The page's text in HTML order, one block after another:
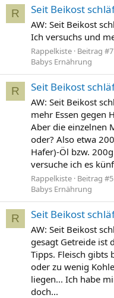
R Seit Beikost
AW: Seit Beikost
Ich versuchs und
Rappelkiste Beitrag #7
Babys Ernährung
R Seit Beikost
AW: Seit Beikost
mehr Essen gegen
Aber die einzelnen
oder? Also etwa
Hafer)-Öl bzw.
versuche ich es
Rappelkiste Beitrag #5
Babys Ernährung
R Seit Beikost
AW: Seit Beikost
gesagt Getreide ist
Tipps. Fleisch gibts
oder zu wenig
liegen... Ich habe
doch...